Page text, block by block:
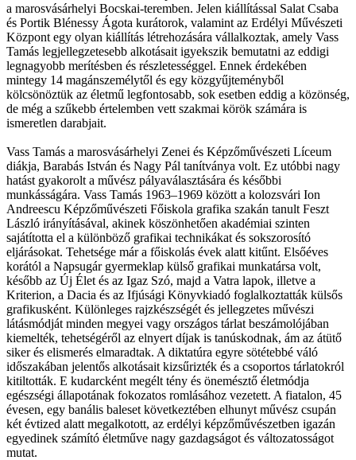
a marosvásárhelyi Bocskai-teremben. Jelen kiállítással Salat Csaba
és Portik Blénessy Ágota kurátorok, valamint az Erdélyi Művészeti
Központ egy olyan kiállítás létrehozására vállalkoztak, amely Vass
Tamás legjellegzetesebb alkotásait igyekszik bemutatni az eddigi
legnagyobb merítésben és részletességgel. Ennek érdekében
mintegy 14 magánszemélytől és egy közgyűjteményből
kölcsönöztük az életmű legfontosabb, sok esetben eddig a közönség,
de még a szűkebb értelemben vett szakmai körök számára is
ismeretlen darabjait.
Vass Tamás a marosvásárhelyi Zenei és Képzőművészeti Líceum
diákja, Barabás István és Nagy Pál tanítványa volt. Ez utóbbi nagy
hatást gyakorolt a művész pályaválasztására és későbbi
munkásságára. Vass Tamás 1963–1969 között a kolozsvári Ion
Andreescu Képzőművészeti Főiskola grafika szakán tanult Feszt
László irányításával, akinek köszönhetően akadémiai szinten
sajátította el a különböző grafikai technikákat és sokszorosító
eljárásokat. Tehetsége már a főiskolás évek alatt kitűnt. Elsőéves
korától a Napsugár gyermeklap külső grafikai munkatársa volt,
később az Új Élet és az Igaz Szó, majd a Vatra lapok, illetve a
Kriterion, a Dacia és az Ifjúsági Könyvkiadó foglalkoztatták külsős
grafikusként. Különleges rajzkészségét és jellegzetes művészi
látásmódját minden megyei vagy országos tárlat beszámolójában
kiemelték, tehetségéről az elnyert díjak is tanúskodnak, ám az átütő
siker és elismerés elmaradtak. A diktatúra egyre sötétebbé váló
időszakában jelentős alkotásait kizsűrizték és a csoportos tárlatokról
kitiltották. E kudarcként megélt tény és önemésztő életmódja
egészségi állapotának fokozatos romlásához vezetett. A fiatalon, 45
évesen, egy banális baleset következtében elhunyt művész csupán
két évtized alatt megalkotott, az erdélyi képzőművészetben igazán
egyedinek számító életműve nagy gazdagságot és változatosságot
mutat.